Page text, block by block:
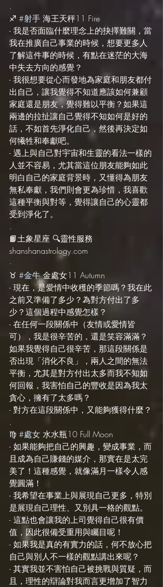
.
♐️ #射手 海王天秤11 Fire
- 我是否面臨什麼理念上的抉擇難關，當
我在推廣自己事業的時候，想要更多人
了解這件事的時候，有點在迷茫的大海
中失去方向的感覺？
- 我很想要從心而發地為家庭和朋友都付
出自己，讓我覺得不知道應該如何兼顧
家庭還是朋友，覺得難以平衡？如果這
兩邊的拉扯讓自己覺得不知如何是好的
話，不如首先淨化自己，然後再決定如
何犧牲和奉獻吧。
- 遇上與自己對宇宙和生靈的看法一樣的
人並不容易，尤其當這位朋友能夠如此
明白自己的家庭背景時，又懂得為朋友
無私奉獻，我們則會更為珍惜，我喜歡
這種平衡與對等，覺得讓自己的心靈都
受到淨化了。
.
📙土象星座 🔍靈性服務
shanshanastrology.com
·
♉️ #金牛 金處女11 Autumn
- 現在，是愛情中收穫的季節嗎？我在此
之前又準備了多少？為對方付出了多
少？這個過程中感覺怎樣？
- 在任何一段關係中（友情或愛情皆
可），我是很辛苦的，還是笑容滿滿？
如果我覺得自己很辛苦，那這段關係是
否出現「消化不良」，兩人之間的無法
平衡，尤其是對方付出太多而我不知如
何回報，我害怕自己的豐收是因為我太
貪心，擁有了太多嗎？
- 對方在這段關係中，又能夠獲得什麼？
.
♍️ #處女 水水瓶10 Full Moon
- 如果能夠把自己的興趣，變成事業，而
且成為自己賺錢的媒介，那實在是太完
美了！這種感覺，就像滿月一樣令人感
覺圓滿！
- 我希望在事業上與展現自己更多，特別
是展現自己理性、又別具一格的觀點。
- 這點也會讓我的上司覺得自己很有價
值，因此很備受重用與矚目呢！
- 如果我是真的有實力的話，何不放心把
自己與別人不一樣的觀點講出來呢？
- 其實我並不害怕自己被挑戰與質疑，而
且，理性的辯論對我而言更增加了智力